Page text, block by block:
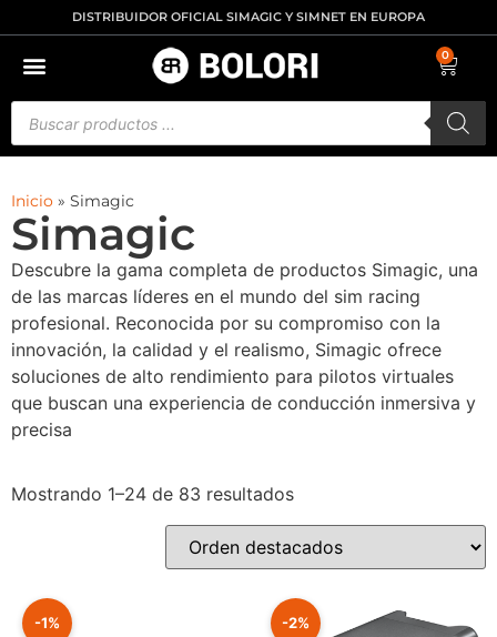
DISTRIBUIDOR OFICIAL SIMAGIC Y SIMNET EN EUROPA
0
Inicio » Simagic
Simagic
Descubre la gama completa de productos Simagic, una
de las marcas líderes en el mundo del sim racing
profesional. Reconocida por su compromiso con la
innovación, la calidad y el realismo, Simagic ofrece
soluciones de alto rendimiento para pilotos virtuales
que buscan una experiencia de conducción inmersiva y
precisa
Mostrando 1–24 de 83 resultados
-1% -2%